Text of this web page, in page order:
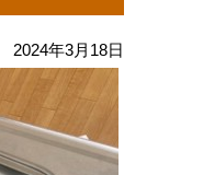
2024年3月18日